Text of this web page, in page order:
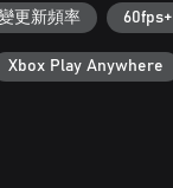
更新頻率 60fps+
Xbox Play Anywhere